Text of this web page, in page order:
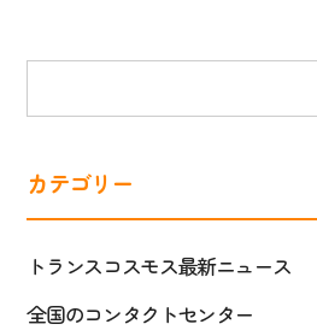
カテゴリー
トランスコスモス最新ニュース
全国のコンタクトセンター